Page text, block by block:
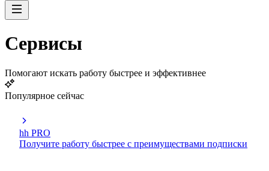
Сервисы
Помогают искать работу быстрее и эффективнее
Популярное сейчас
hh PRO
Получите работу быстрее с преимуществами подписки